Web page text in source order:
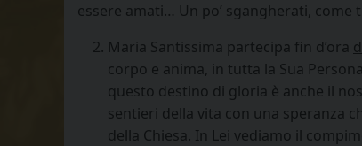
essere amati… Un po’ sgangherati,
Maria Santissima partecipa fin d’ora
corpo e anima, in tutta la Sua
questo destino di gloria è anche il
sentieri della vita con una speranza
della Chiesa. In Lei vediamo il